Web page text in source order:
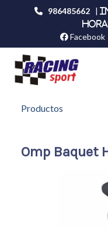
986485662 |
Facebook
Productos
Omp Baquet